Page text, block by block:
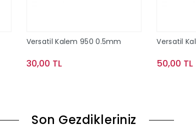
Versatil Kalem 950 0.5mm
30,00 TL
Versatil
50,00 TL
Son Gezdikleriniz